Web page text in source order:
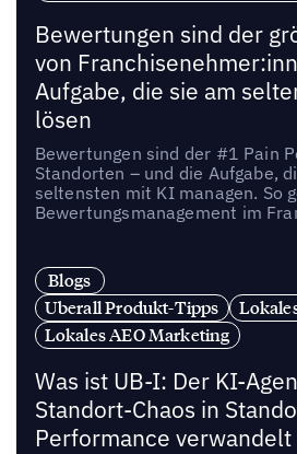
Bewertungen sind der
von
Aufgabe, die sie am
lösen
Bewertungen sind der #1 Pain
Standorten – und die Aufgabe,
seltensten mit KI managen. So
Bewertungsmanagement im
Blogs
Uberall Produkt-Tipps
Lokales AEO Marketing
Was ist UB-I: Der KI-
Standort-Chaos in
Performance verwandelt